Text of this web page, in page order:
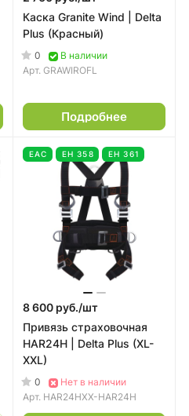
Каска Granite Wind | Delta
Plus (Красный)
0
В наличии
Арт. GRAWIROFL
Подробнее
EAC ЕН 358 ЕН 361
8 600 руб./шт
Привязь страховочная
HAR24H | Delta Plus (XL-
XXL)
0
Нет в наличии
Арт. HAR24HXX-HAR24H